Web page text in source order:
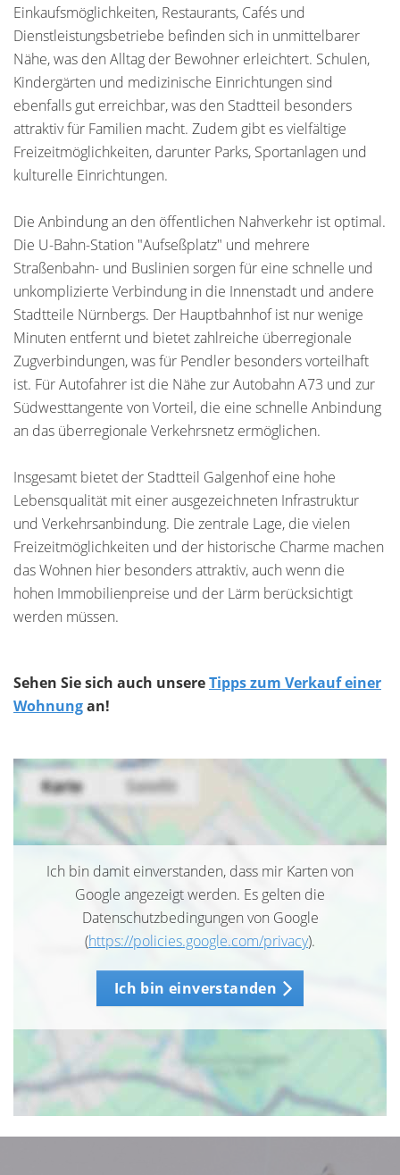
Einkaufsmöglichkeiten, Restaurants, Cafés und
Dienstleistungsbetriebe befinden sich in unmittelbarer
Nähe, was den Alltag der Bewohner erleichtert. Schulen,
Kindergärten und medizinische Einrichtungen sind
ebenfalls gut erreichbar, was den Stadtteil besonders
attraktiv für Familien macht. Zudem gibt es vielfältige
Freizeitmöglichkeiten, darunter Parks, Sportanlagen und
kulturelle Einrichtungen.
Die Anbindung an den öffentlichen Nahverkehr ist optimal.
Die U-Bahn-Station "Aufseßplatz" und mehrere
Straßenbahn- und Buslinien sorgen für eine schnelle und
unkomplizierte Verbindung in die Innenstadt und andere
Stadtteile Nürnbergs. Der Hauptbahnhof ist nur wenige
Minuten entfernt und bietet zahlreiche überregionale
Zugverbindungen, was für Pendler besonders vorteilhaft
ist. Für Autofahrer ist die Nähe zur Autobahn A73 und zur
Südwesttangente von Vorteil, die eine schnelle Anbindung
an das überregionale Verkehrsnetz ermöglichen.
Insgesamt bietet der Stadtteil Galgenhof eine hohe
Lebensqualität mit einer ausgezeichneten Infrastruktur
und Verkehrsanbindung. Die zentrale Lage, die vielen
Freizeitmöglichkeiten und der historische Charme machen
das Wohnen hier besonders attraktiv, auch wenn die
hohen Immobilienpreise und der Lärm berücksichtigt
werden müssen.
Sehen Sie sich auch unsereTipps zum Verkauf einer
Wohnungan!
Ich bin damit einverstanden, dass mir Karten von
Google angezeigt werden. Es gelten die
Datenschutzbedingungen von Google
(https://policies.google.com/privacy).
Ich bin einverstanden